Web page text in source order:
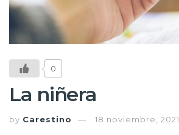
0
La niñera
by Carestino 18 noviembre, 2021